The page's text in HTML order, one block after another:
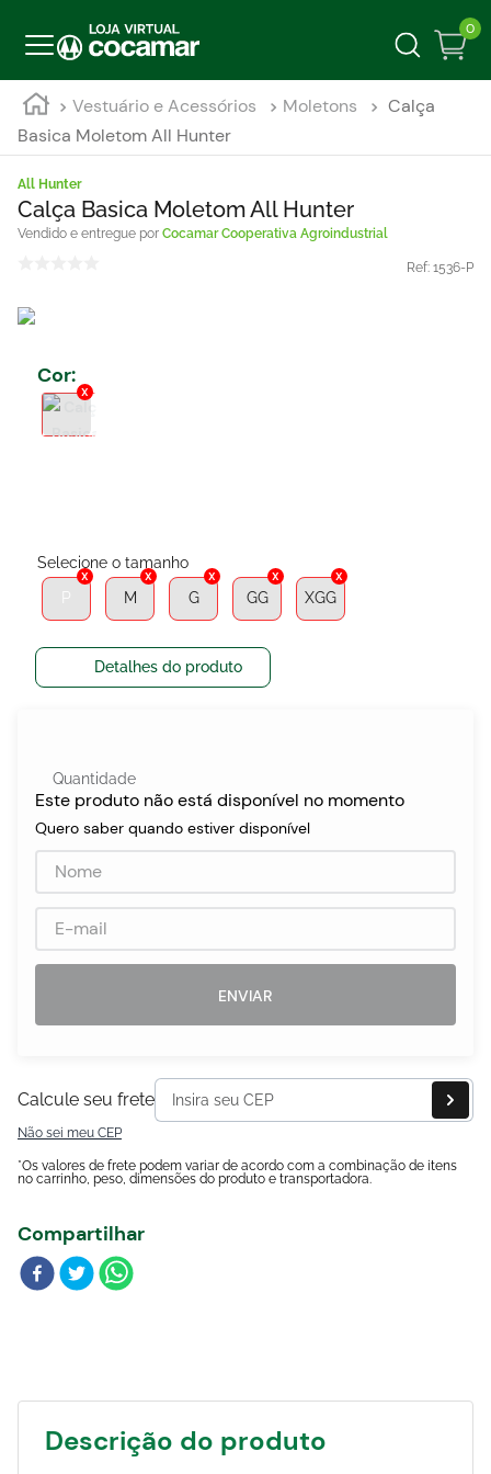
0
Vestuário e Acessórios Moletons
Calça
Basica Moletom All Hunter
All Hunter
Calça Basica Moletom All Hunter
Cocamar Cooperativa Agroindustrial
Ref: 1536-P
Cor:
M G GG XGG
Detalhes do produto
Quantidade
Este produto não está disponível no momento
Quero saber quando estiver disponível
ENVIAR
Calcule seu frete
Não sei meu CEP
*Os valores de frete podem variar de acordo com a combinação de itens
no carrinho, peso, dimensões do produto e transportadora.
Compartilhar
Descrição do produto